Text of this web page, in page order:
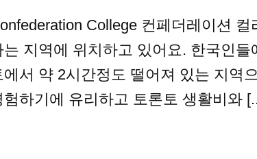
College 컨페더레이션
는 지역에 위치하고 있어요. 한국인
에서 약 2시간정도 떨어져 있는 지역
험하기에 유리하고 토론토 생활비와